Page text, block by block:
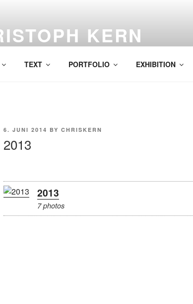
KERN
TEXT PORTFOLIO EXHIBITION
POSTED
6. JUNI 2014 BY CHRISKERN
2013
2013
7 photos